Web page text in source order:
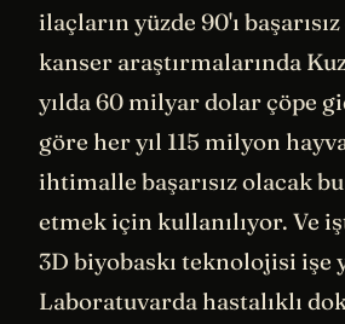
ilaçların yüzde 90'ı
kanser araştırmalarında
yılda 60 milyar dolar çöpe
göre her yıl 115 milyon
ihtimalle başarısız olacak
etmek için kullanılıyor. Ve
3D biyobaskı teknolojisi işe
Laboratuvarda hastalıklı